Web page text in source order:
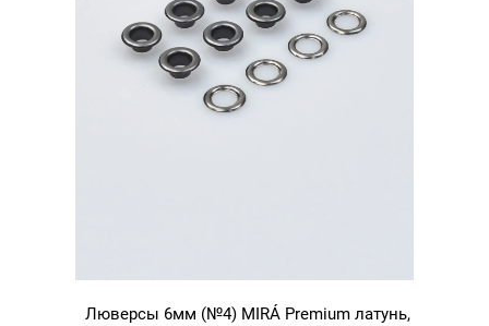
Люверсы 6мм (№4) MIRÁ Premium латунь,